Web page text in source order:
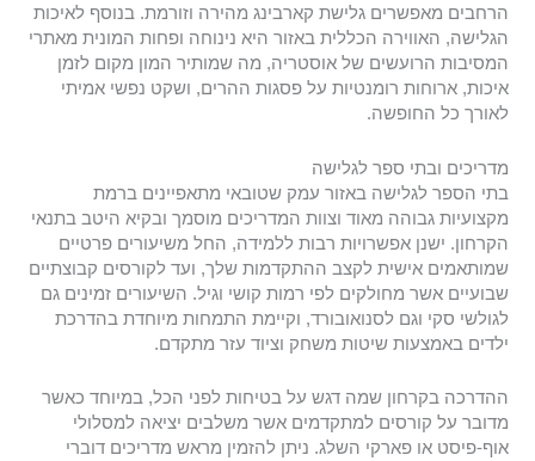
הרחבים מאפשרים גלישת קארבינג מהירה וזורמת. בנוסף לאיכות
הגלישה, האווירה הכללית באזור היא נינוחה ופחות המונית מאתרי
המסיבות הרועשים של אוסטריה, מה שמותיר המון מקום לזמן
איכות, ארוחות רומנטיות על פסגות ההרים, ושקט נפשי אמיתי
לאורך כל החופשה.
מדריכים ובתי ספר לגלישה
בתי הספר לגלישה באזור עמק שטובאי מתאפיינים ברמת
מקצועיות גבוהה מאוד וצוות המדריכים מוסמך ובקיא היטב בתנאי
הקרחון. ישנן אפשרויות רבות ללמידה, החל משיעורים פרטיים
שמותאמים אישית לקצב ההתקדמות שלך, ועד לקורסים קבוצתיים
שבועיים אשר מחולקים לפי רמות קושי וגיל. השיעורים זמינים גם
לגולשי סקי וגם לסנואובורד, וקיימת התמחות מיוחדת בהדרכת
ילדים באמצעות שיטות משחק וציוד עזר מתקדם.
ההדרכה בקרחון שמה דגש על בטיחות לפני הכל, במיוחד כאשר
מדובר על קורסים למתקדמים אשר משלבים יציאה למסלולי
אוף-פיסט או פארקי השלג. ניתן להזמין מראש מדריכים דוברי